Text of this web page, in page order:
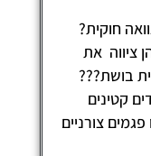
צורניים